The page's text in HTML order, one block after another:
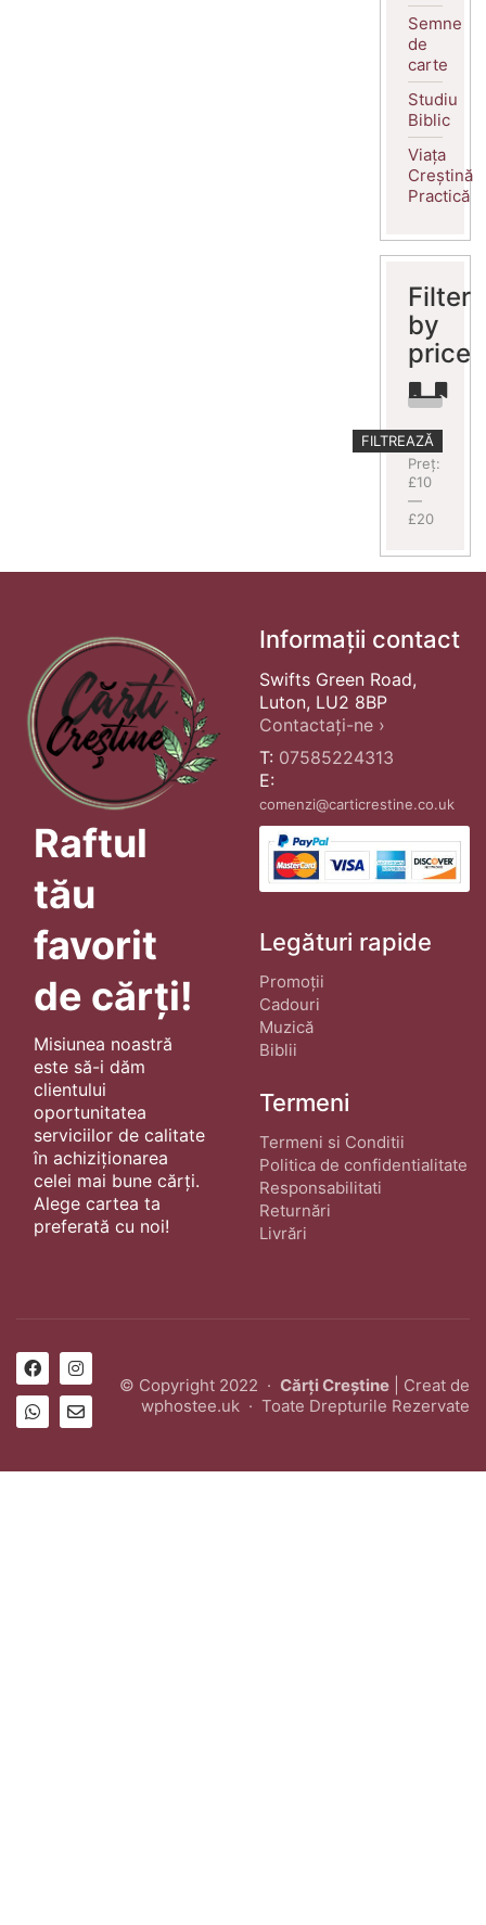
Semne
de
carte
Studiu
Biblic
Viața
Creștină
Practică
Filter
by
price
Preț
minim
Preț
maxim
FILTREAZĂ
Preț:
£10
—
£20
Raftul
tău
favorit
de cărți!
Misiunea noastră
este să-i dăm
clientului
oportunitatea
serviciilor de calitate
în achiziționarea
celei mai bune cărți.
Alege cartea ta
preferată cu noi!
Informații contact
Swifts Green Road,
Luton, LU2 8BP
Contactați-ne ›
T: 07585224313
E:
comenzi@carticrestine.co.uk
Legături rapide
Promoții
Cadouri
Muzică
Biblii
Termeni
Termeni si Conditii
Politica de confidentialitate
Responsabilitati
Returnări
Livrări
© Copyright 2022 · Cărți Creștine | Creat de
wphostee.uk · Toate Drepturile Rezervate